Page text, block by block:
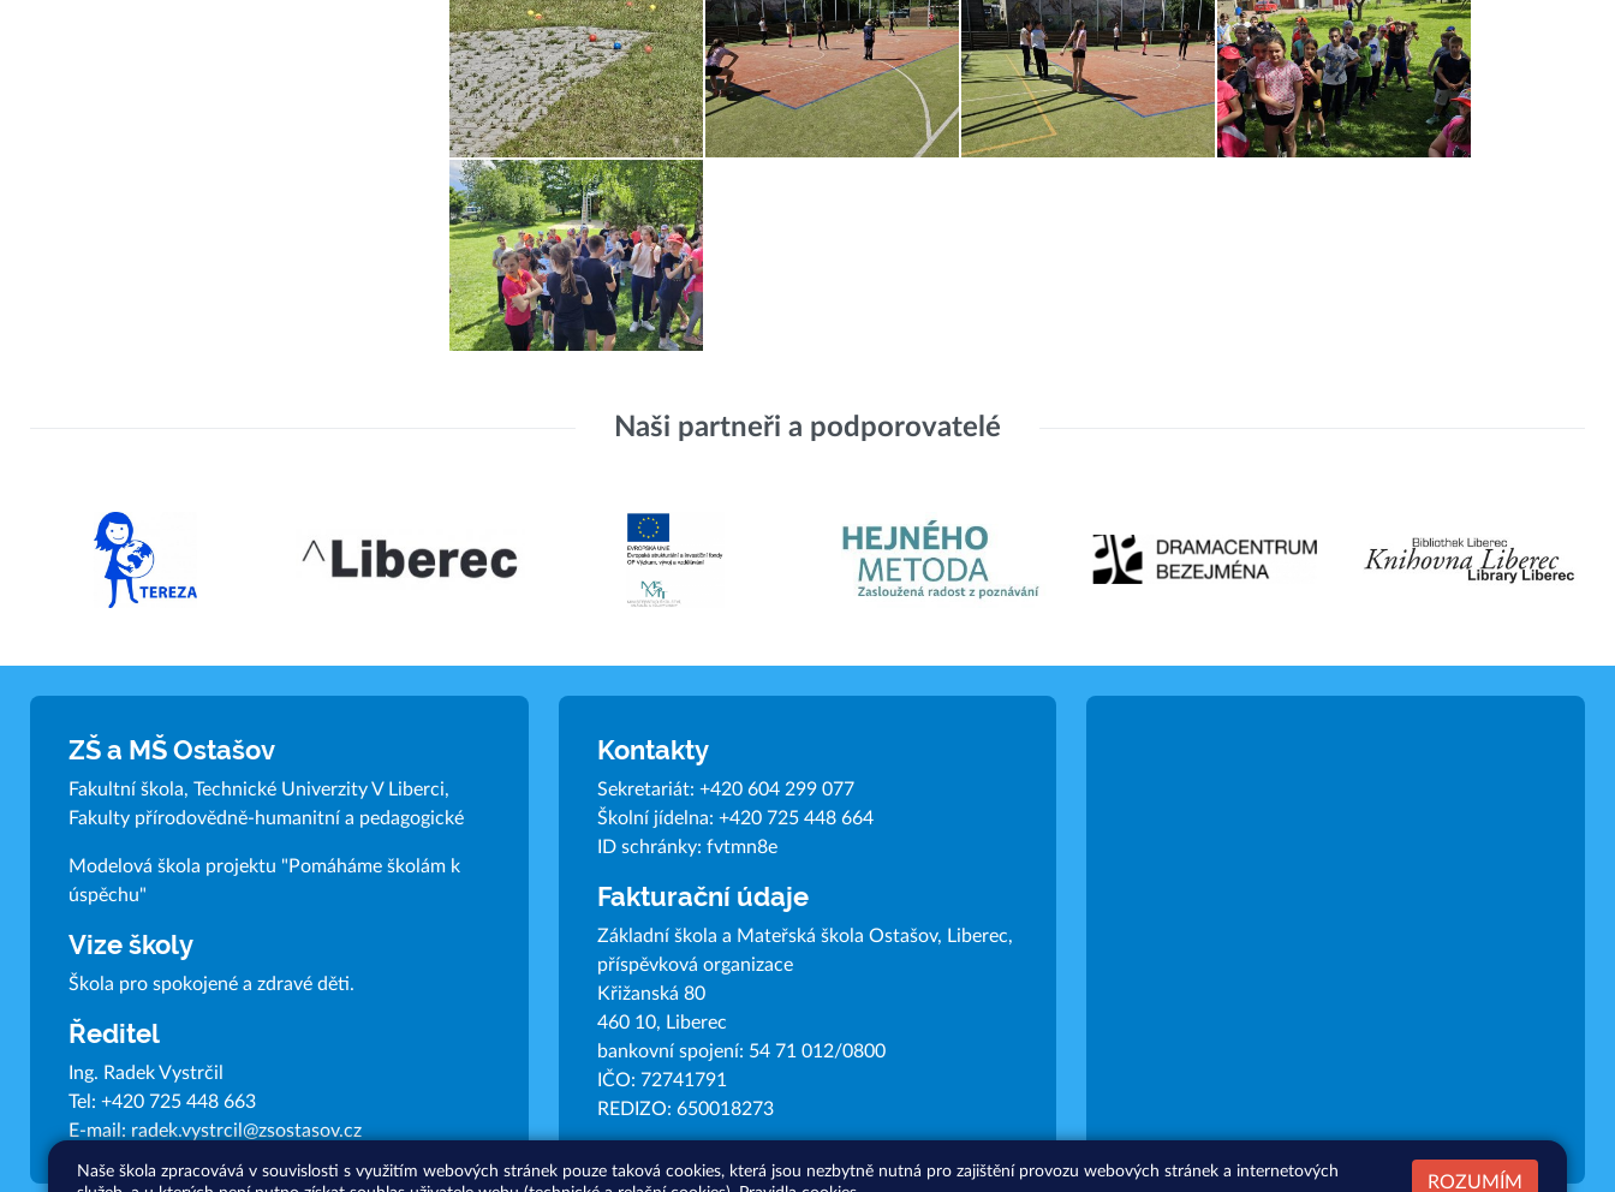
Naši partneři a podporovatelé
ZŠ a MŠ Ostašov
Fakultní škola, Technické Univerzity V Liberci,
Fakulty přírodovědně-humanitní a pedagogické
Modelová škola projektu "Pomáháme školám k
úspěchu"
Vize školy
Škola pro spokojené a zdravé děti.
Ředitel
Ing. Radek Vystrčil
Tel: +420 725 448 663
E-mail: radek.vystrcil@zsostasov.cz
Kontakty
Sekretariát: +420 604 299 077
Školní jídelna: +420 725 448 664
ID schránky: fvtmn8e
Fakturační údaje
Základní škola a Mateřská škola Ostašov, Liberec,
příspěvková organizace
Křižanská 80
460 10, Liberec
bankovní spojení: 54 71 012/0800
IČO: 72741791
REDIZO: 650018273
Naše škola zpracovává v souvislosti s využitím webových stránek pouze taková cookies, která jsou nezbytně nutná pro zajištění provozu webových stránek a internetových
ROZUMÍM